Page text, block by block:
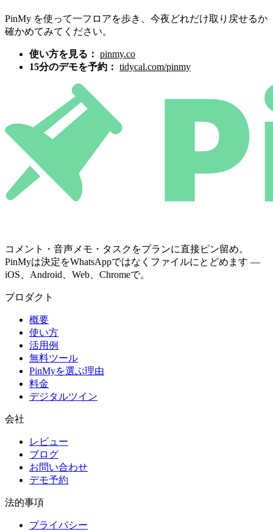
PinMy を使って一フロアを歩き、今夜どれだけ取り戻せるか
確かめてみてください。
使い方を見る： pinmy.co
15分のデモを予約： tidycal.com/pinmy
コメント・音声メモ・タスクをプランに直接ピン留め。
PinMyは決定をWhatsAppではなくファイルにとどめます —
iOS、Android、Web、Chromeで。
プロダクト
概要
使い方
活用例
無料ツール
PinMyを選ぶ理由
料金
デジタルツイン
会社
レビュー
ブログ
お問い合わせ
デモ予約
法的事項
プライバシー